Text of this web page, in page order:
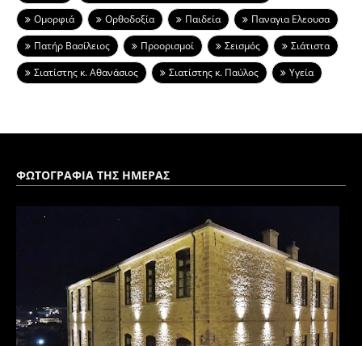
Ομορφιά
Ορθοδοξία Παιδεία
Παναγια Ελεουσα
Πατήρ Βασίλειος
Προορισμοί Σεισμός
Σιάτιστα
Σιατίστης κ. Αθανάσιος
Σιατίστης κ. Παύλος Υγεία
ΦΩΤΟΓΡΑΦΙΑ ΤΗΣ ΗΜΕΡΑΣ